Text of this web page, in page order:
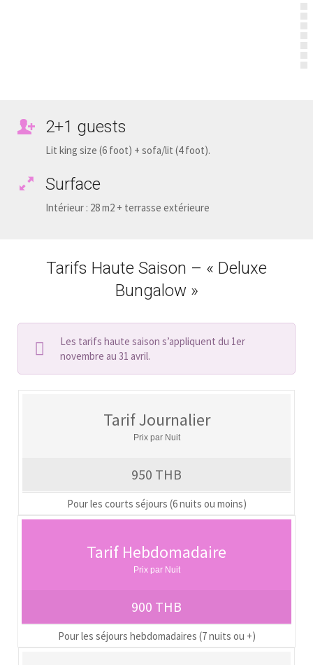
2+1 guests
Lit king size (6 foot) + sofa/lit (4 foot).
Surface
Intérieur : 28 m2 + terrasse extérieure
Tarifs Haute Saison – « Deluxe
Bungalow »
Les tarifs haute saison s’appliquent du 1er
novembre au 31 avril.
Tarif Journalier
Prix par Nuit
950 THB
Pour les courts séjours (6 nuits ou moins)
Tarif Hebdomadaire
Prix par Nuit
900 THB
Pour les séjours hebdomadaires (7 nuits ou +)